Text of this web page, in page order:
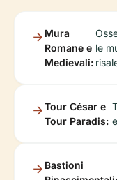
Mura
Romane e
Medievali:
le
Tour César e
Tour Paradis:
Bastioni